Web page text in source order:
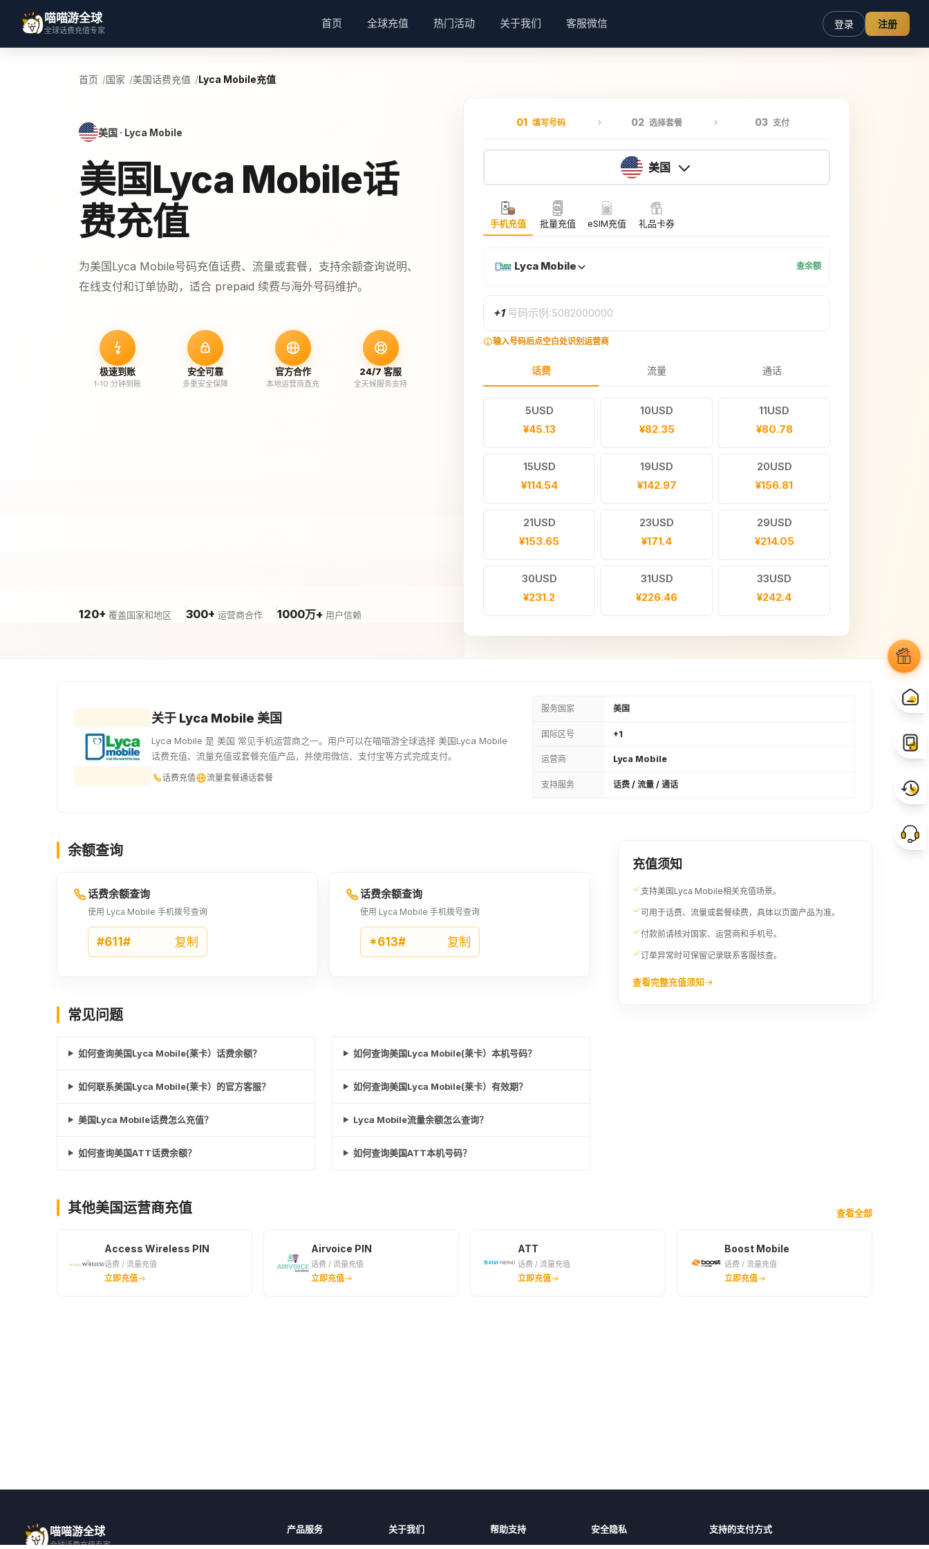
喵喵游全球
全球话费充值专家
首页 全球充值 热门活动 关于我们 客服微信 登录 注册
首页 国家 美国话费充值 Lyca Mobile充值
美国 · Lyca Mobile
美国Lyca Mobile话
费充值
为美国Lyca Mobile号码充值话费、流量或套餐，支持余额查询说明、
在线支付和订单协助，适合 prepaid 续费与海外号码维护。
极速到账
1-10 分钟到账
安全可靠
多重安全保障
官方合作
本地运营商直充
24/7 客服
全天候服务支持
120+ 覆盖国家和地区 300+ 运营商合作 1000万+ 用户信赖
01 填写号码 02 选择套餐 03 支付
美国
手机充值 批量充值 eSIM充值 礼品卡券
Lyca Mobile 查余额
+1 号码示例:5082000000
输入号码后点空白处识别运营商
话费 流量 通话
5USD
¥45.13
10USD
¥82.35
11USD
¥80.78
15USD
¥114.54
19USD
¥142.97
20USD
¥156.81
21USD
¥153.65
23USD
¥171.4
29USD
¥214.05
30USD
¥231.2
31USD
¥226.46
33USD
¥242.4
39USD
40USD
41USD
¥328.59
¥427.19
关于 Lyca Mobile 美国
Lyca Mobile 是 美国 常见手机运营商之一。用户可以在喵喵游全球选择 美国Lyca Mobile
话费充值、流量充值或套餐充值产品，并使用微信、支付宝等方式完成支付。
话费充值 流量套餐通话套餐
服务国家 美国
国际区号 +1
运营商 Lyca Mobile
支持服务 话费 / 流量 / 通话
余额查询
话费余额查询
使用 Lyca Mobile 手机拨号查询
#611# 复制
话费余额查询
使用 Lyca Mobile 手机拨号查询
*613# 复制
常见问题
如何查询美国Lyca Mobile(莱卡）话费余额？ 如何查询美国Lyca Mobile(莱卡）本机号码？
如何联系美国Lyca Mobile(莱卡）的官方客服？ 如何查询美国Lyca Mobile(莱卡）有效期？
美国Lyca Mobile话费怎么充值？ Lyca Mobile流量余额怎么查询？
如何查询美国ATT话费余额？ 如何查询美国ATT本机号码？
充值须知
支持美国Lyca Mobile相关充值场景。
可用于话费、流量或套餐续费，具体以页面产品为准。
付款前请核对国家、运营商和手机号。
订单异常时可保留记录联系客服核查。
查看完整充值须知
其他美国运营商充值 查看全部
Access Wireless PIN
话费 / 流量充值
立即充值
Airvoice PIN
话费 / 流量充值
立即充值
ATT
话费 / 流量充值
立即充值
Boost Mobile
话费 / 流量充值
立即充值
喵喵游全球
全球话费充值专家
产品服务 关于我们 帮助支持 安全隐私 支持的支付方式